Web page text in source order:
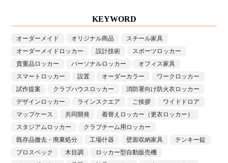
KEYWORD
オーダーメイド オリジナル商品
スチール家具
オーダーメイドロッカー
設計技術
スポーツロッカー
貴重品ロッカー
パーソナルロッカー
オフィス家具
スマートロッカー
設置 オーダーカラー
ワークロッカー
試作提案
クラブハウスロッカー
消防署向け防火衣ロッカー
デザインロッカー
ラインスクエア ご挨拶
ワイドドロア
マップケース
共同開発
着替えロッカー（更衣ロッカー）
スタジアムロッカー
クラブチーム用ロッカー
既存品撤去・廃棄処分
工場什器 壁面収納家具
テンキー錠
プロスペック
木目調
ロッカー型自動販売機